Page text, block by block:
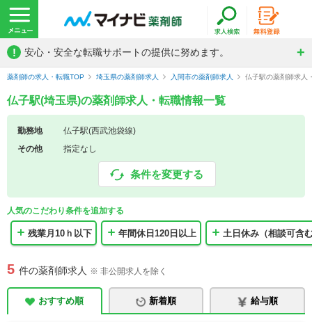
! 安心・安全な転職サポートの提供に努めます。
薬剤師の求人・転職TOP 埼玉県の薬剤師求人 入間市の薬剤師求人 仏子駅の薬剤師求人
仏子駅(埼玉県)の薬剤師求人・転職情報一覧
勤務地
仏子駅(西武池袋線)
その他
指定なし
条件を変更する
人気のこだわり条件を追加する
残業月10ｈ以下 年間休日120日以上 土日休み（相談可含
5 件の薬剤師求人 ※ 非公開求人を除く
おすすめ順 新着順 給与順